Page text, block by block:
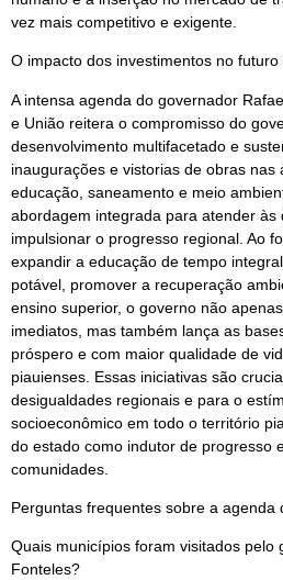
vez mais competitivo e exigente.
O impacto dos investimentos no futuro
A intensa agenda do governador
e União reitera o compromisso do
desenvolvimento multifacetado e
inaugurações e vistorias de obras nas
educação, saneamento e meio
abordagem integrada para atender
impulsionar o progresso regional. Ao
expandir a educação de tempo
potável, promover a recuperação
ensino superior, o governo não
imediatos, mas também lança as
próspero e com maior qualidade de
piauienses. Essas iniciativas são
desigualdades regionais e para o
socioeconômico em todo o território
do estado como indutor de progresso
comunidades.
Perguntas frequentes sobre a agenda
Quais municípios foram visitados pelo
Fonteles?